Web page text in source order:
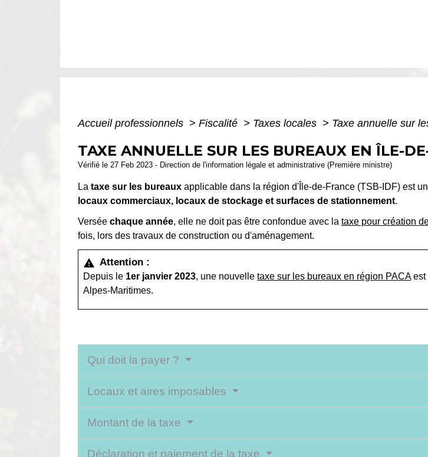
Accueil professionnels > Fiscalité > Taxes locales > Taxe annuelle sur
TAXE ANNUELLE SUR LES BUREAUX EN ÎLE-
Vérifié le 27 Feb 2023 - Direction de l'information légale et administrative (Première ministre)
La taxe sur les bureaux applicable dans la région d'Île-de-France (TSB-IDF) est
locaux commerciaux, locaux de stockage et surfaces de stationnement.
Versée chaque année, elle ne doit pas être confondue avec la taxe pour création
fois, lors des travaux de construction ou d'aménagement.
warning Attention :
Depuis le 1er janvier 2023, une nouvelle taxe sur les bureaux en région PACAest
Alpes-Maritimes.
Qui doit la payer ?
Locaux et aires imposables
Montant de la taxe
Déclaration et paiement de la taxe